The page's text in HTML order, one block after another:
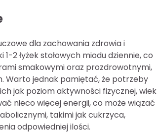
dla zachowania zdrowia i
2 łyżek stołowych miodu dziennie, co
smakowymi oraz prozdrowotnymi,
Warto jednak pamiętać, że potrzeby
jak poziom aktywności fizycznej, wiek
nieco więcej energii, co może wiązać
takimi jak cukrzyca,
odpowiedniej ilości.